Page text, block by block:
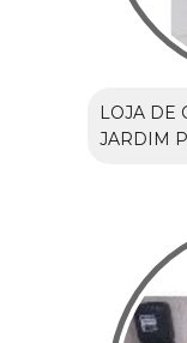
LOJA DE
JARDIM